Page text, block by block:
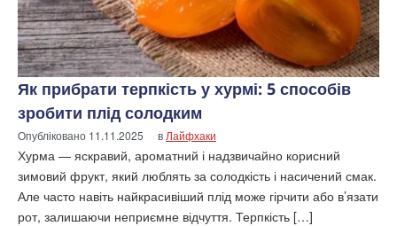
Як прибрати терпкість у хурмі: 5 способів
зробити плід солодким
Опубліковано 11.11.2025 в Лайфхаки
Хурма — яскравий, ароматний і надзвичайно корисний
зимовий фрукт, який люблять за солодкість і насичений смак.
Але часто навіть найкрасивіший плід може гірчити або в’язати
рот, залишаючи неприємне відчуття. Терпкість […]